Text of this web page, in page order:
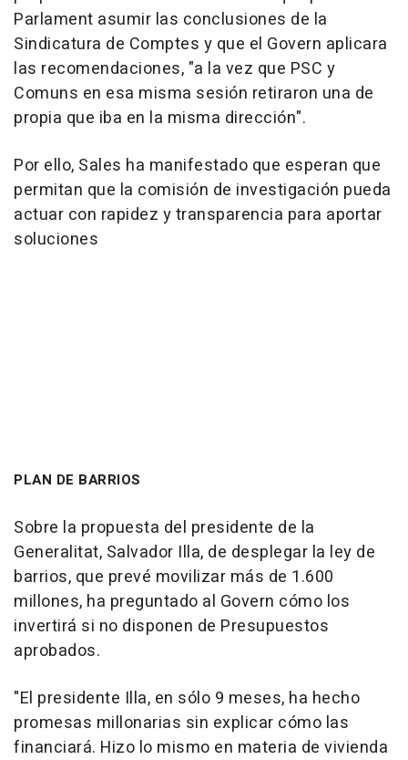
Parlament asumir las conclusiones de la
Sindicatura de Comptes y que el Govern aplicara
las recomendaciones, "a la vez que PSC y
Comuns en esa misma sesión retiraron una de
propia que iba en la misma dirección".
Por ello, Sales ha manifestado que esperan que
permitan que la comisión de investigación pueda
actuar con rapidez y transparencia para aportar
soluciones
PLAN DE BARRIOS
Sobre la propuesta del presidente de la
Generalitat, Salvador Illa, de desplegar la ley de
barrios, que prevé movilizar más de 1.600
millones, ha preguntado al Govern cómo los
invertirá si no disponen de Presupuestos
aprobados.
"El presidente Illa, en sólo 9 meses, ha hecho
promesas millonarias sin explicar cómo las
financiará. Hizo lo mismo en materia de vivienda